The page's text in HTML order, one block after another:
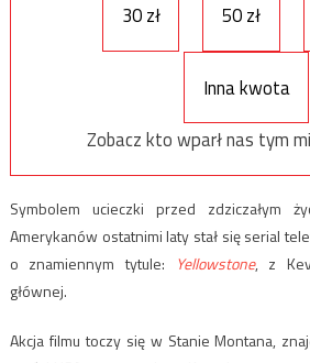
30 zł 50 zł
Inna kwota
Zobacz kto wparł nas tym
Symbolem ucieczki przed zdziczałym
Amerykanów ostatnimi laty stał się serial
o znamiennym tytule:
Yellowstone, z
głównej.
Akcja filmu toczy się w Stanie Montana,